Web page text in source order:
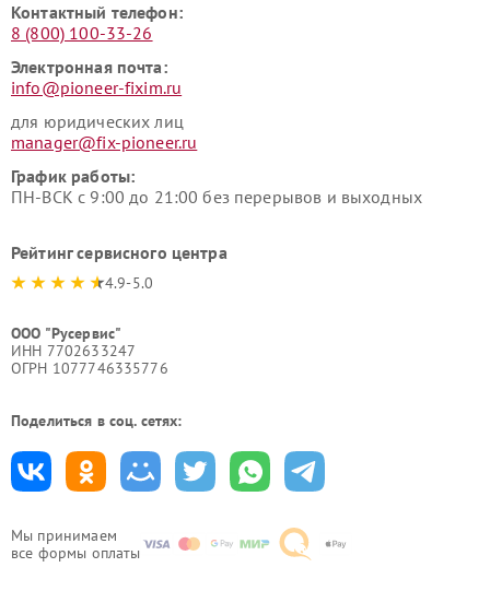
Мы принимаем
все формы оплаты
Контактный телефон:
8 (800) 100-33-26
Электронная почта:
info@pioneer-fixim.ru
для юридических лиц
manager@fix-pioneer.ru
График работы:
ПН-ВСК с 9:00 до 21:00 без перерывов и выходных
Рейтинг сервисного центра
4.9-5.0
ООО "Русервис"
ИНН 7702633247
ОГРН 1077746335776
Поделиться в соц. сетях: